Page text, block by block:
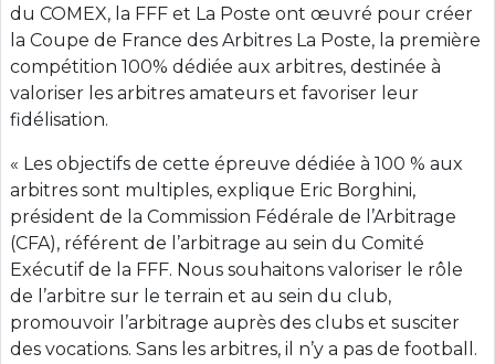
du COMEX, la FFF et La Poste ont œuvré pour créer
la Coupe de France des Arbitres La Poste, la première
compétition 100% dédiée aux arbitres, destinée à
valoriser les arbitres amateurs et favoriser leur
fidélisation.
« Les objectifs de cette épreuve dédiée à 100 % aux
arbitres sont multiples, explique Eric Borghini,
président de la Commission Fédérale de l’Arbitrage
(CFA), référent de l’arbitrage au sein du Comité
Exécutif de la FFF. Nous souhaitons valoriser le rôle
de l’arbitre sur le terrain et au sein du club,
promouvoir l’arbitrage auprès des clubs et susciter
des vocations. Sans les arbitres, il n’y a pas de football.